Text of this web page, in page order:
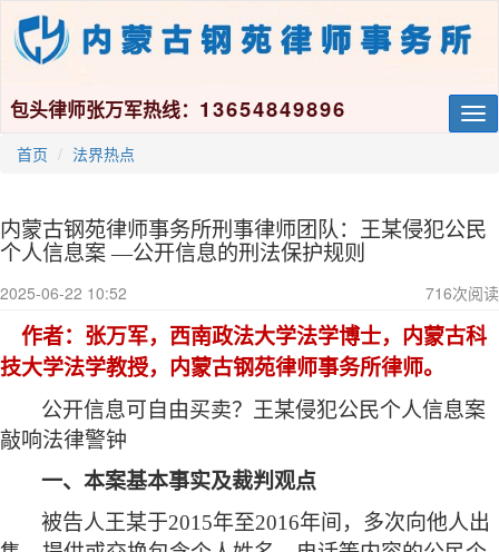
包头律师张万军热线： 13654849896
首页 法界热点
内蒙古钢苑律师事务所刑事律师团队：王某侵犯公民
个人信息案 —公开信息的刑法保护规则
2025-06-22 10:52 716次阅读
作者：张万军，西南政法大学法学博士，内蒙古科
技大学法学教授，内蒙古钢苑律师事务所律师。
公开信息可自由买卖？王某侵犯公民个人信息案
敲响法律警钟
一、本案基本事实及裁判观点
被告人王某于2015年至2016年间，多次向他人出